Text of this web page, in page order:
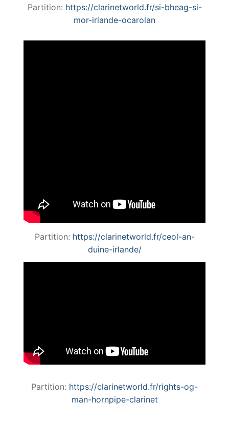
Partition: https://clarinetworld.fr/si-bheag-si-
mor-irlande-ocarolan
Partition: https://clarinetworld.fr/ceol-an-
duine-irlande/
Partition: https://clarinetworld.fr/rights-og-
man-hornpipe-clarinet